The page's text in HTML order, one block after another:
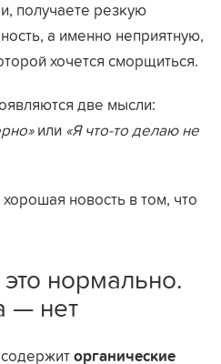
получаете резкую
а именно неприятную,
хочется сморщиться.
две мысли:
или «Я что-то делаю не
новость в том, что
нормально.
— нет
органические